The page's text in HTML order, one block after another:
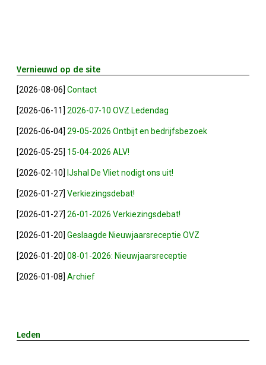
2023-05-31: Digitaliserings-Vouchers
Notulen ALV 2023
Na 13 Jaar: Hugo Choufour Stopt Als
Save The Date: 13 April 2023
Eerste Zoeterwoudse
Ledendag 2022: Nieuw Begin
ALV 2022 - Notulen
Privé Adressen
Vernieuwd op de site
[2026-08-06] Contact
[2026-06-11] 2026-07-10 OVZ Ledendag
[2026-06-04] 29-05-2026 Ontbijt en bedrijfsbezoek
[2026-05-25] 15-04-2026 ALV!
[2026-02-10] IJshal De Vliet nodigt ons uit!
[2026-01-27] Verkiezingsdebat!
[2026-01-27] 26-01-2026 Verkiezingsdebat!
[2026-01-20] Geslaagde Nieuwjaarsreceptie OVZ
[2026-01-20] 08-01-2026: Nieuwjaarsreceptie
[2026-01-08] Archief
Leden